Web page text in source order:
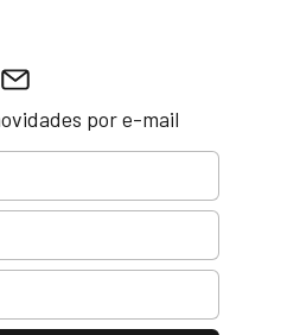
por e-mail